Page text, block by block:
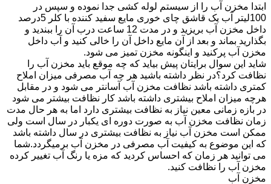
ابتدا مخزن آب را از سیستم لوله کشی جدا نموده و سپس در
100لیتر آب یک قاشق چای خوری مایع سفید کننده با کلر 5درصد
داخل مخزن آب بریزید و در مدت 12 ساعت درب آن را ببندید و
بگذارید بماند و بعد از آن مایع داخل آن را خالی کنید و آب داخل
مخزن آب پرکنید و اینگونه مخزن تمیز می شود.
شاید این سوال برایتان پیش بیاید که چه موقع باید مخزن آب را
نظافت کرد؟در نظر داشته باشید هر چه آب مصرفی میزان املاح
کمتری داشته باشد نظافت مخزن آب آسانتر می شود و در مقابل
هرچه میزان املاح بیشتری داشته باشد کار نظافت بیشتر می شود
در بازه زمانی معین نیاز به نظافت بیشتری دارد اما به هر حال مدت
زمان نظافت مخزن آب به صورت دوره ای یکبار در سال است ولی
ممکن است مخزن آب نیاز به نظافت بیشتری در سال داشته باشد
که این موضوع به کیفیت آب مصرفی در مخزن آب برمیگردد.شما
می توانید هر زمان که احساس کردید که مزه یا رنگ آب تغییر کرده
مخزن آب را نظافت کنید.
مخزن آب